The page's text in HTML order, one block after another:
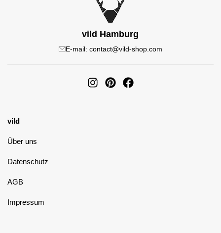
vild Hamburg
E-mail: contact@vild-shop.com
vild
Über uns
Datenschutz
AGB
Impressum